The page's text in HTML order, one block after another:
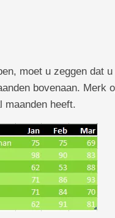
moet u zeggen dat
bovenaan. Merk
maanden heeft.